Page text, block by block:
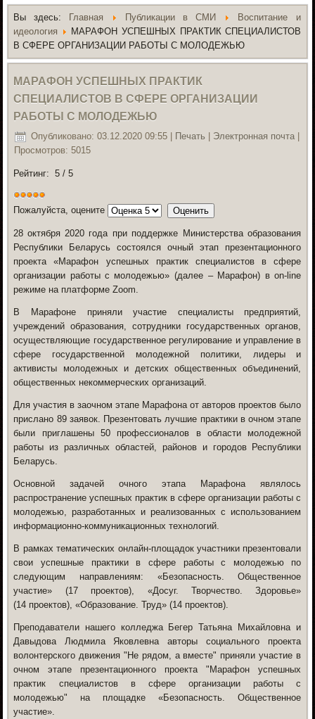
Вы здесь: Главная Публикации в СМИ
Воспитание и
идеология
МАРАФОН УСПЕШНЫХ ПРАКТИК СПЕЦИАЛИСТОВ
В СФЕРЕ ОРГАНИЗАЦИИ РАБОТЫ С МОЛОДЕЖЬЮ
МАРАФОН УСПЕШНЫХ ПРАКТИК
СПЕЦИАЛИСТОВ В СФЕРЕ ОРГАНИЗАЦИИ
РАБОТЫ С МОЛОДЕЖЬЮ
Опубликовано: 03.12.2020 09:55 Печать Электронная почта
Просмотров: 5015
Рейтинг:5 /5
Пожалуйста, оцените
28 октября 2020 годапри поддержке Министерства образования
Республики Беларусь состоялся очный этап презентационного
проекта«Марафон успешных практик специалистов в сфере
организации работы с молодежью» (далее – Марафон) в on-line
режиме на платформе Zoom.
В Марафоне приняли участие специалисты предприятий,
учреждений образования, сотрудники государственных органов,
осуществляющие государственное регулирование и управление в
сфере государственной молодежной политики, лидеры и
активисты молодежных и детских общественных объединений,
общественных некоммерческих организаций.
Для участия в заочном этапе Марафона от авторов проектов было
прислано 89 заявок. Презентовать лучшие практики в очном этапе
были приглашены 50 профессионалов в области молодежной
работы из различных областей, районов и городов Республики
Беларусь.
Основной задачей очного этапа Марафона являлось
распространение успешных практик в сфере организации работы с
молодежью, разработанных и реализованных с использованием
информационно-коммуникационных технологий.
В рамках тематических онлайн-площадок участники презентовали
свои успешные практики в сфере работы с молодежью по
следующим направлениям: «Безопасность. Общественное
участие» (17 проектов), «Досуг. Творчество. Здоровье»
(14 проектов), «Образование. Труд» (14 проектов).
Преподаватели нашего колледжа Бегер Татьяна Михайловна и
Давыдова Людмила Яковлевнаавторы социального проекта
волонтерского движения "Не рядом, а вместе" приняли участие в
очном этапе презентационного проекта "Марафон успешных
практик специалистов в сфере организации работы с
молодежью" на площадке «Безопасность. Общественное
участие».